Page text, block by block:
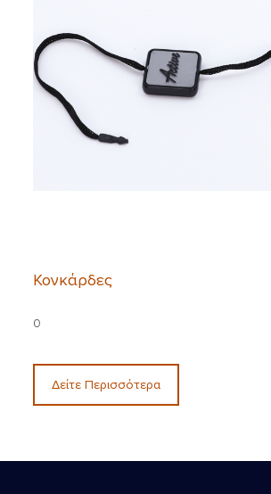
Κονκάρδες
0
Δείτε Περισσότερα